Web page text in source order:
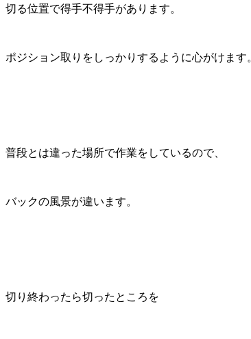
切る位置で得手不得手があります。
ポジション取りをしっかりするように心がけます
普段とは違った場所で作業をしているので、
バックの風景が違います。
切り終わったら切ったところを